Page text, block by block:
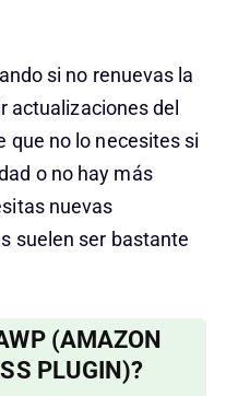
si no renuevas la
actualizaciones del
que no lo necesites si
o no hay más
nuevas
suelen ser bastante
(AMAZON
PLUGIN)?